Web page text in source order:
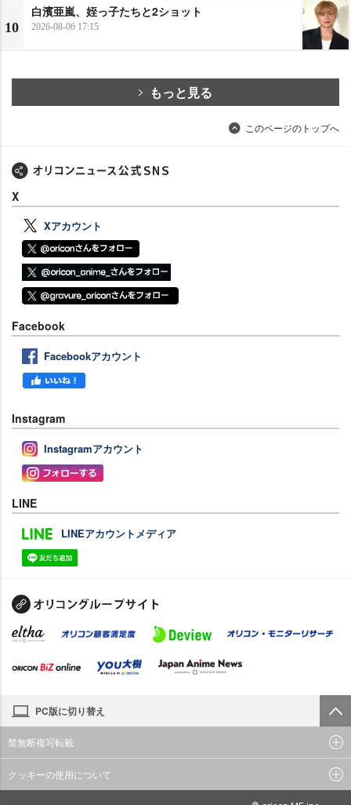
10
白濱亜嵐、姪っ子たちと2ショット
2026-08-06 17:15
もっと見る
このページのトップへ
X
Xアカウント
Facebook
Facebookアカウント
Instagram
Instagramアカウント
LINE
LINEアカウントメディア
PC版に切り替え
禁無断複写転載
クッキーの使用について